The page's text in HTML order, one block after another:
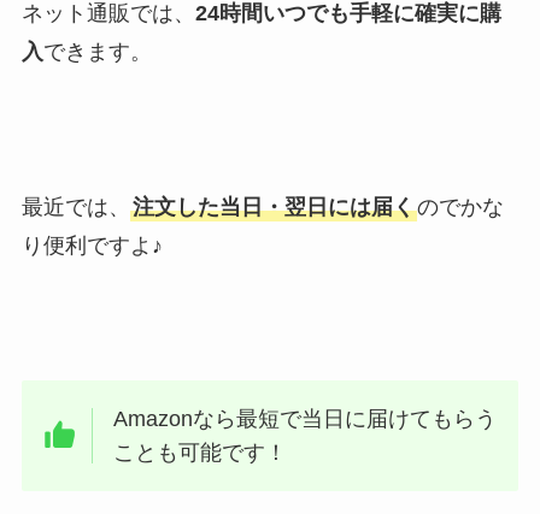
ネット通販では、 24時間いつでも手軽に確実に購
入できます。
最近では、 注文した当日・翌日には届くのでかな
り便利ですよ♪
Amazonなら最短で当日に届けてもらう
ことも可能です！